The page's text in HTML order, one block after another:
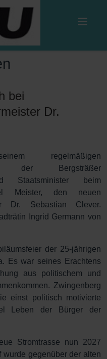
bei
Dr.
regelmäßigen
der Bergsträßer
Staatsminister beim
Meister, den neuen
Dr. Sebastian Clever.
Ingrid Germann von
der 25-jährigen
Es war seines Erachtens
aus politischem und
Zwingenberg
einst politisch motivierte
Leben der Bürger der
Stromtrasse nun 2027
gegenüber der alten